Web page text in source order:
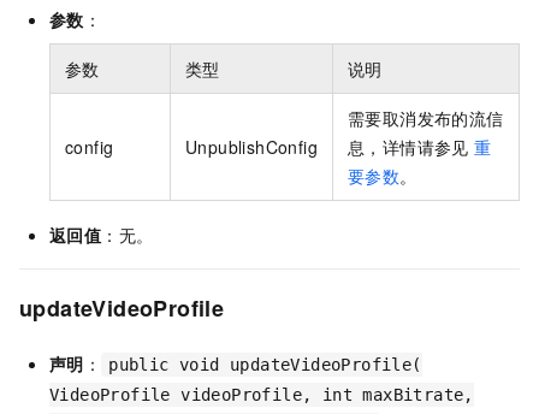
参数 ：
参数 类型 说明
config UnpublishConfig
需要取消发布的流信
息，详情请参见重
要参数。
返回值 ：无。
updateVideoProfile
声明 ：
public void updateVideoProfile(
VideoProfile videoProfile, int maxBitrate,